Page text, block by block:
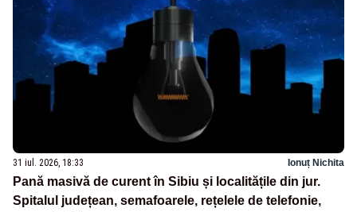
31 iul. 2026, 18:33 Ionuț Nichita
Pană masivă de curent în Sibiu și localitățile din jur.
Spitalul județean, semafoarele, rețelele de telefonie,